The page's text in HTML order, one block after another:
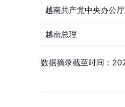
越南共产党中央办公
越南总理
数据摘录截至时间：